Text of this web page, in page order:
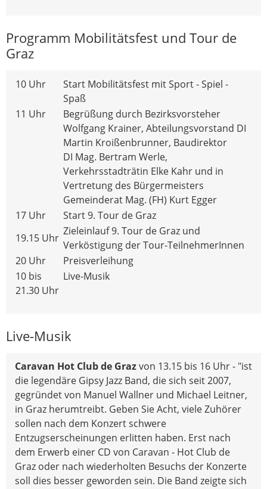
Programm Mobilitätsfest und Tour de
Graz
10 Uhr
Start Mobilitätsfest mit Sport - Spiel -
Spaß
11 Uhr
Begrüßung durch Bezirksvorsteher
Wolfgang Krainer, Abteilungsvorstand DI
Martin Kroißenbrunner, Baudirektor
DI Mag. Bertram Werle,
Verkehrsstadträtin Elke Kahr und in
Vertretung des Bürgermeisters
Gemeinderat Mag. (FH) Kurt Egger
17 Uhr
Start 9. Tour de Graz
19.15 Uhr
Zieleinlauf 9. Tour de Graz und
Verköstigung der Tour-TeilnehmerInnen
20 Uhr
Preisverleihung
10 bis
21.30 Uhr
Live-Musik
Live-Musik
Caravan Hot Club de Grazvon 13.15 bis 16 Uhr - "ist
die legendäre Gipsy Jazz Band, die sich seit 2007,
gegründet von Manuel Wallner und Michael Leitner,
in Graz herumtreibt. Geben Sie Acht, viele Zuhörer
sollen nach dem Konzert schwere
Entzugserscheinungen erlitten haben. Erst nach
dem Erwerb einer CD von Caravan - Hot Club de
Graz oder nach wiederholten Besuchs der Konzerte
soll dies besser geworden sein. Die Band zeigte sich